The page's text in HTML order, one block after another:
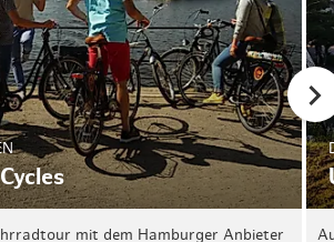
mit dem Hamburger Anbieter